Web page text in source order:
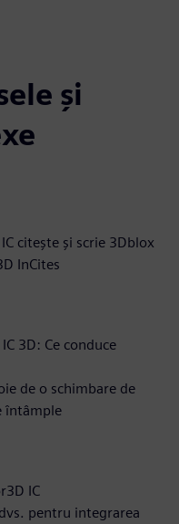
și
citește și scrie 3Dblox
InCites
3D: Ce conduce
de o schimbare de
întâmple
IC
pentru integrarea